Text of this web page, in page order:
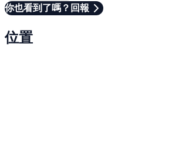
你也看到了嗎？回報
位置